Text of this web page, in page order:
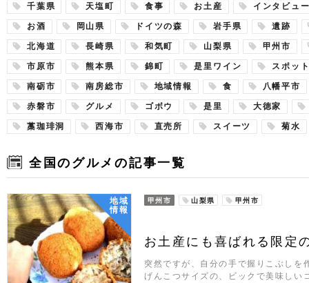
千葉県 天塩町 食事 お土産 インタビュ
お酒 岡山県 ドイツの森 岩手県 遺跡
北海道 長崎県 和気町 山梨県 甲州市
市原市 熊本県 錦町 是里ワイン スポッ
南砺市 南房総市 地域情報 食 八幡平市
赤磐市 グルメ ゴボウ 是里 大徳家
藁珈琲洞 西海市 直売所 スイーツ 菊水
全国のグルメの記事一覧
地域
情報
甲州市 山梨県 甲州市
お土産にも喜ばれる限定
突然ですが、自分の手で握りこぶしを
げんこつサイズの、ビックで美味しい